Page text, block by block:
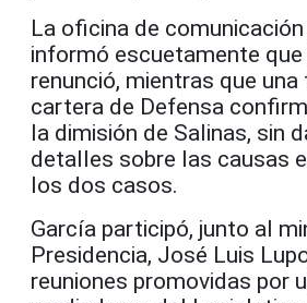
La oficina de
informó escuetamente que
renunció, mientras que
cartera de Defensa
la dimisión de Salinas, sin
detalles sobre las causas
los dos casos.
García participó, junto al
Presidencia, José Luis
reuniones promovidas por